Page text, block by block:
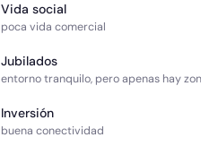
Vida social
poca vida comercial
Jubilados
entorno tranquilo, pero apenas hay
Inversión
buena conectividad